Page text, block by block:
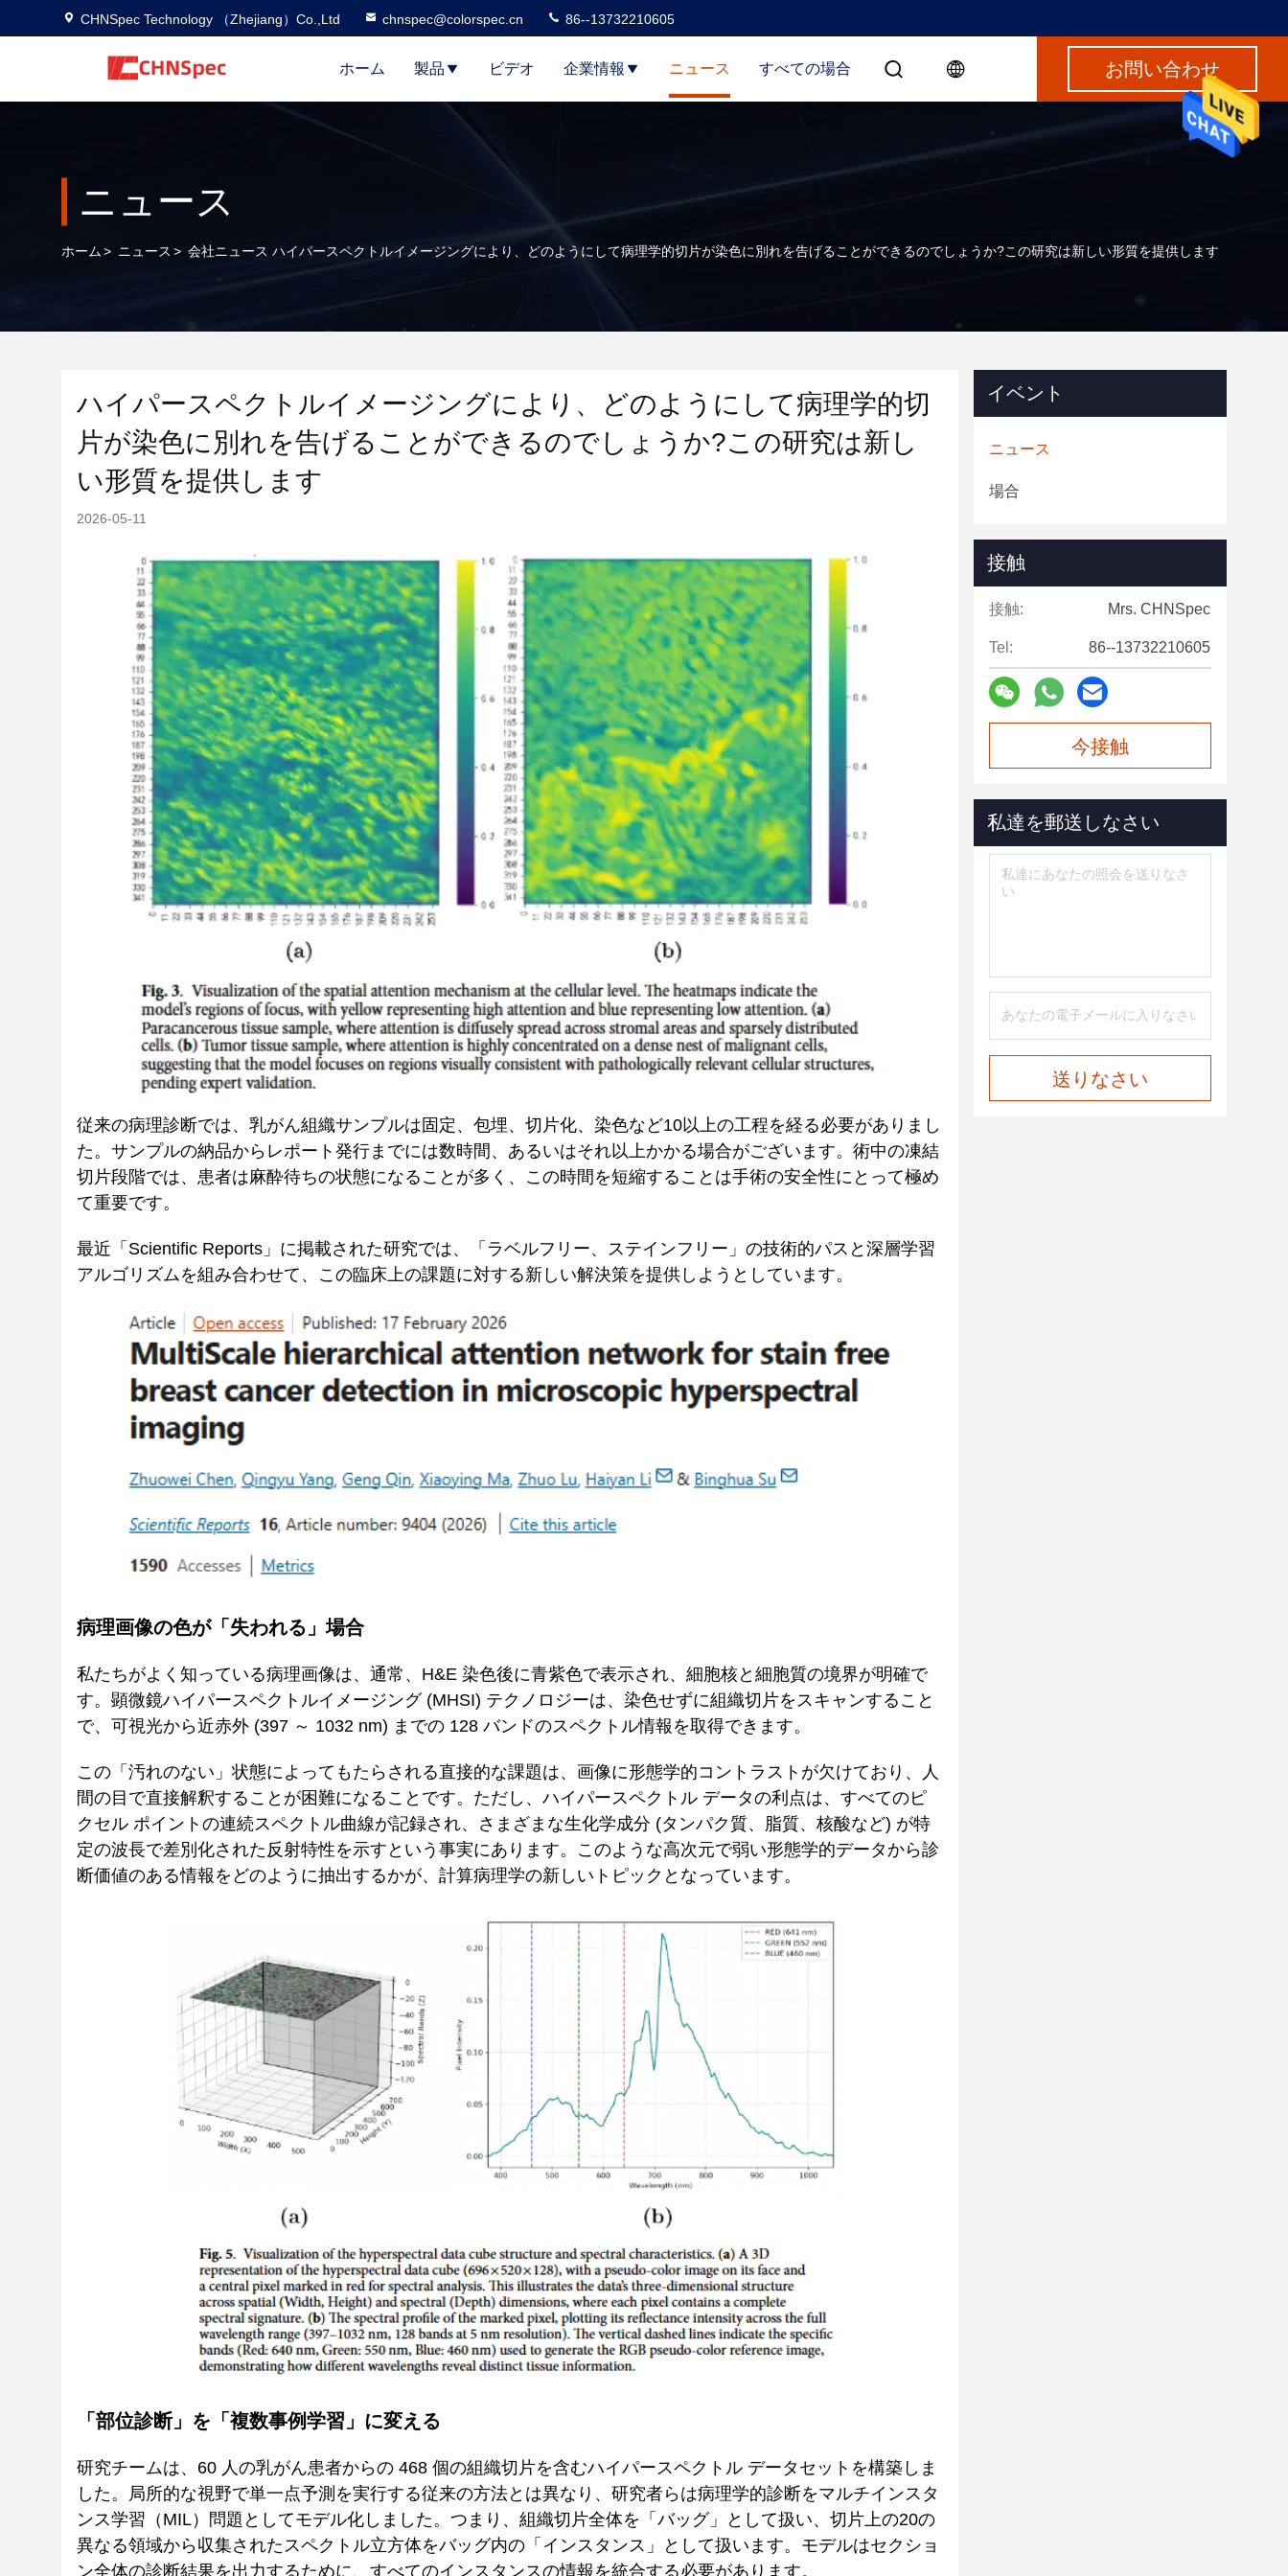
CHNSpec Technology （Zhejiang）Co.,Ltd chnspec@colorspec.cn 86--13732210605
ホーム 製品 ビデオ 企業情報 ニュース すべての場合 お問い合わせ
ニュース
ホーム> ニュース > 会社ニュース ハイパースペクトルイメージングにより、どのようにして病理学的切片が染色に別れを告げることができるのでしょうか?この研究は新しい形質を提供します
ハイパースペクトルイメージングにより、どのようにして病理学的切
片が染色に別れを告げることができるのでしょうか?この研究は新し
い形質を提供します
2026-05-11
従来の病理診断では、乳がん組織サンプルは固定、包埋、切片化、染色など10以上の工程を経る必要がありまし
た。サンプルの納品からレポート発行までには数時間、あるいはそれ以上かかる場合がございます。術中の凍結
切片段階では、患者は麻酔待ちの状態になることが多く、この時間を短縮することは手術の安全性にとって極め
て重要です。
最近「Scientific Reports」に掲載された研究では、「ラベルフリー、ステインフリー」の技術的パスと深層学習
アルゴリズムを組み合わせて、この臨床上の課題に対する新しい解決策を提供しようとしています。
病理画像の色が「失われる」場合
私たちがよく知っている病理画像は、通常、H&E 染色後に青紫色で表示され、細胞核と細胞質の境界が明確で
す。顕微鏡ハイパースペクトルイメージング (MHSI) テクノロジーは、染色せずに組織切片をスキャンすること
で、可視光から近赤外 (397 ～ 1032 nm) までの 128 バンドのスペクトル情報を取得できます。
この「汚れのない」状態によってもたらされる直接的な課題は、画像に形態学的コントラストが欠けており、人
間の目で直接解釈することが困難になることです。ただし、ハイパースペクトル データの利点は、すべてのピ
クセル ポイントの連続スペクトル曲線が記録され、さまざまな生化学成分 (タンパク質、脂質、核酸など) が特
定の波長で差別化された反射特性を示すという事実にあります。このような高次元で弱い形態学的データから診
断価値のある情報をどのように抽出するかが、計算病理学の新しいトピックとなっています。
「部位診断」を「複数事例学習」に変える
研究チームは、60 人の乳がん患者からの 468 個の組織切片を含むハイパースペクトル データセットを構築しま
した。局所的な視野で単一点予測を実行する従来の方法とは異なり、研究者らは病理学的診断をマルチインスタ
ンス学習（MIL）問題としてモデル化しました。つまり、組織切片全体を「バッグ」として扱い、切片上の20の
異なる領域から収集されたスペクトル立方体をバッグ内の「インスタンス」として扱います。モデルはセクショ
ン全体の診断結果を出力するために、すべてのインスタンスの情報を統合する必要があります。
イベント
ニュース
場合
接触
接触: Mrs. CHNSpec
Tel: 86--13732210605
今接触
私達を郵送しなさい
送りなさい